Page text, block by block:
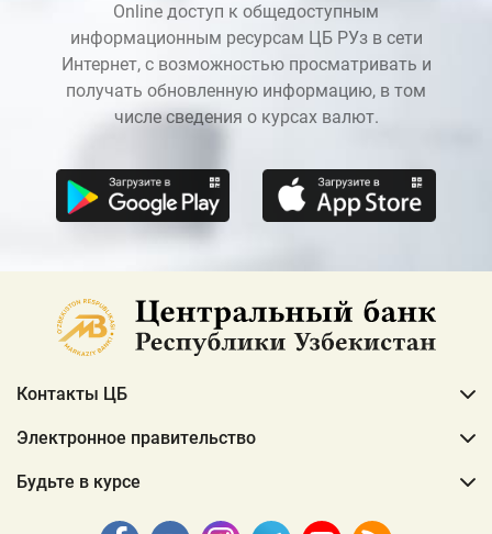
Online доступ к общедоступным
информационным ресурсам ЦБ РУз в сети
Интернет, с возможностью просматривать и
получать обновленную информацию, в том
числе сведения о курсах валют.
Контакты ЦБ
Электронное правительство
Будьте в курсе